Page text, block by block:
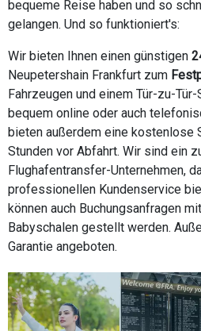
bequeme Reise haben und so
gelangen. Und so funktioniert's:
Wir bieten Ihnen einen günstigen
Neupetershain Frankfurt zum
Fahrzeugen und einem Tür-zu-
bequem online oder auch
bieten außerdem eine kostenlose
Stunden vor Abfahrt. Wir sind ein
Flughafentransfer-Unternehmen,
professionellen Kundenservice
können auch Buchungsanfragen
Babyschalen gestellt werden.
Garantie angeboten.